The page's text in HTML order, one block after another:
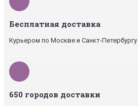
Бесплатная доставка
Курьером по Москве и Санкт-
650 городов доставки